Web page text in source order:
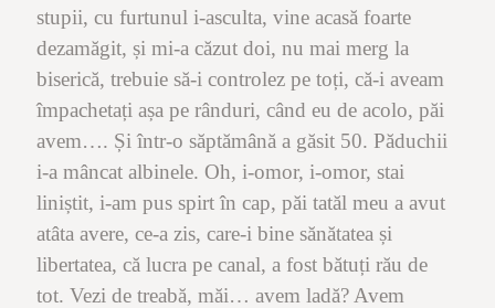
stupii, cu furtunul i-asculta, vine acasă foarte
dezamăgit, și mi-a căzut doi, nu mai merg la
biserică, trebuie să-i controlez pe toți, că-i aveam
împachetați așa pe rânduri, când eu de acolo, păi
avem…. Și într-o săptămână a găsit 50. Păduchii
i-a mâncat albinele. Oh, i-omor, i-omor, stai
liniștit, i-am pus spirt în cap, păi tatăl meu a avut
atâta avere, ce-a zis, care-i bine sănătatea și
libertatea, că lucra pe canal, a fost bătuți rău de
tot. Vezi de treabă, măi… avem ladă? Avem